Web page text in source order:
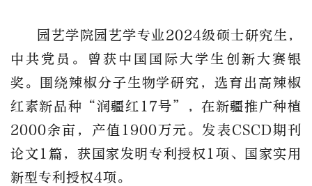
园艺学院园艺学专业2024级硕士研究生，
中共党员。曾获中国国际大学生创新大赛银
奖。围绕辣椒分子生物学研究，选育出高辣椒
红素新品种“润疆红17号”，在新疆推广种植
2000余亩，产值1900万元。发表CSCD期刊
论文1篇，获国家发明专利授权1项、国家实用
新型专利授权4项。